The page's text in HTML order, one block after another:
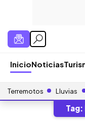
InicioNoticias
Terremotos Lluvias
Tag: